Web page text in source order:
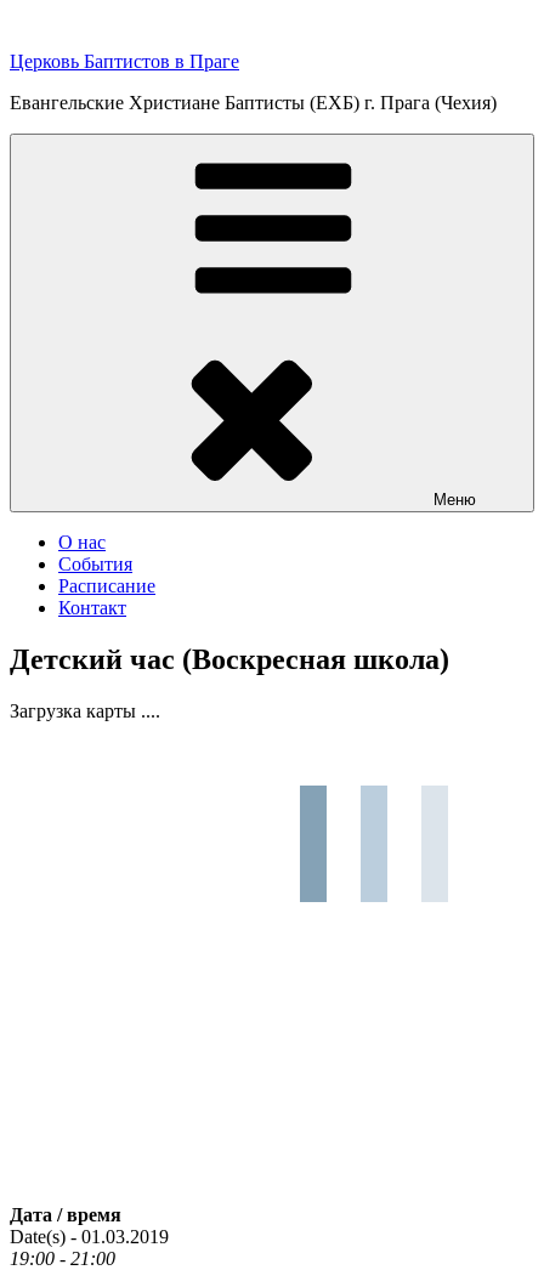
содержимому
Церковь Баптистов в Праге
Евангельские Христиане Баптисты (ЕХБ) г. Прага (Чехия)
Меню
О нас
События
Расписание
Контакт
Детский час (Воскресная школа)
Загрузка карты ....
Дата / время
Date(s) - 01.03.2019
19:00 - 21:00